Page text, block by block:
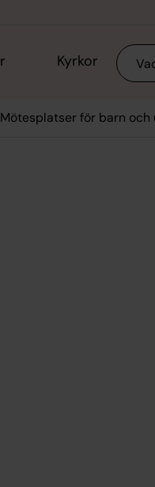
Kyrkor Sök
Mötesplatser för barn och